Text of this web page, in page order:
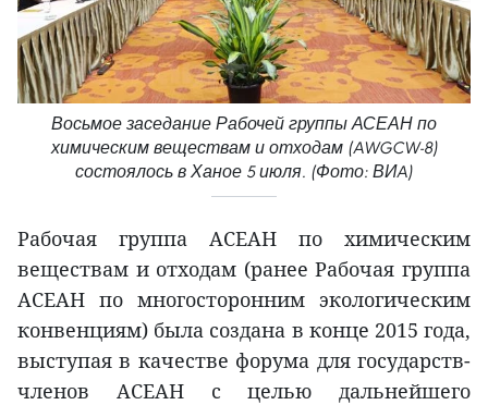
Восьмое заседание Рабочей группы АСЕАН по
химическим веществам и отходам (AWGCW-8)
состоялось в Ханое 5 июля. (Фото: ВИA)
Рабочая группа АСЕАН по химическим
веществам и отходам (ранее Рабочая группа
АСЕАН по многосторонним экологическим
конвенциям) была создана в конце 2015 года,
выступая в качестве форума для государств-
членов АСЕАН с целью дальнейшего